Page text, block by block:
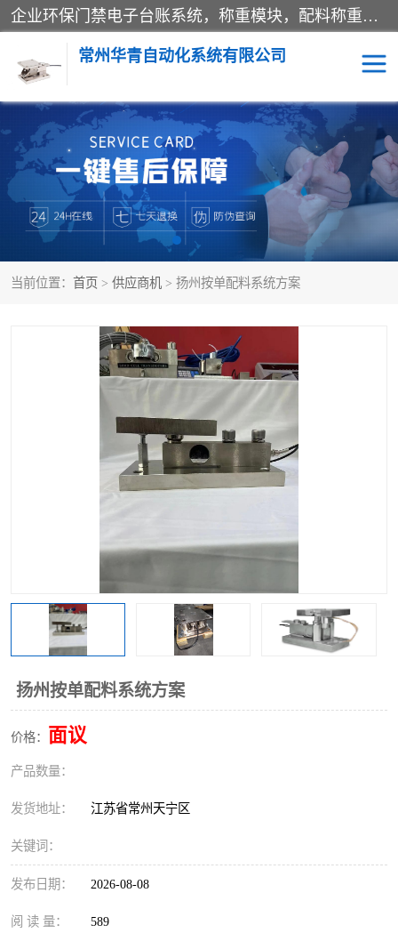
企业环保门禁电子台账系统，称重模块，配料称重系统,称重模块厂家,地磅称重系统,检重秤厂家 常州华青自动化主营：称重模块、无人值守称重系统、配料称重系统、地磅称重系统、检重秤、托利多称重模块等产品。各种称重软件，移动源环保门禁电子台账系统软件。 常州华青自动化系统有限公司7*24的电话支持服务、项目现场开发服务、新功能定制研发服务，产品培训、远程维护，现场安装调试工程等。
常州华青自动化系统有限公司
当前位置： 首页 > 供应商机 > 扬州按单配料系统方案
扬州按单配料系统方案
价格： 面议
产品数量：
发货地址： 江苏省常州天宁区
关键词：
发布日期： 2026-08-08
阅 读 量： 589
称重模块 称重仪表
手工配料系统 屠宰管理软件
自动化配料系统 称重贴标机
屠宰轨道秤 检重秤
移动源环保门禁电子台账